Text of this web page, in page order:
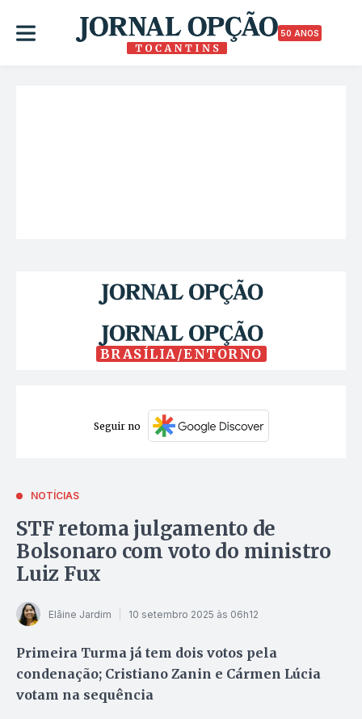
50 ANOS
BRASÍLIA/ENTORNO
Seguir no
NOTÍCIAS
STF retoma julgamento de
Bolsonaro com voto do ministro
Luiz Fux
Elâine Jardim 10 setembro 2025 às 06h12
Primeira Turma já tem dois votos pela
condenação; Cristiano Zanin e Cármen Lúcia
votam na sequência